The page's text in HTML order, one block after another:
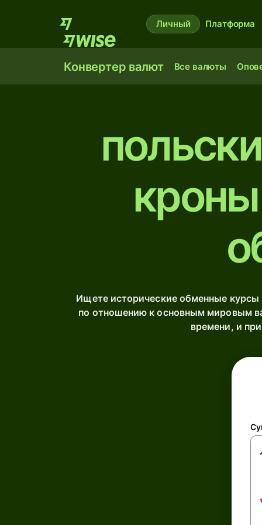
Личный Платформа
Конвертер валют Все валюты
Ищете исторические обменные
по отношению к основным мировым
времени, и